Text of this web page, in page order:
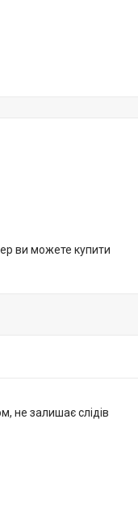
ви можете купити
не залишає слідів